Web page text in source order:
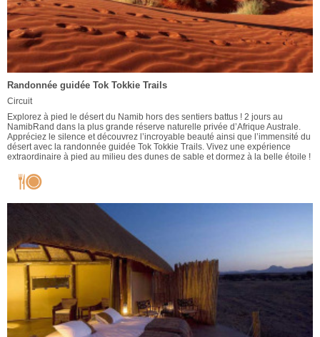
Randonnée guidée Tok Tokkie Trails
Circuit
Explorez à pied le désert du Namib hors des sentiers battus ! 2 jours au
NamibRand dans la plus grande réserve naturelle privée d’Afrique Australe.
Appréciez le silence et découvrez l’incroyable beauté ainsi que l’immensité du
désert avec la randonnée guidée Tok Tokkie Trails. Vivez une expérience
extraordinaire à pied au milieu des dunes de sable et dormez à la belle étoile !